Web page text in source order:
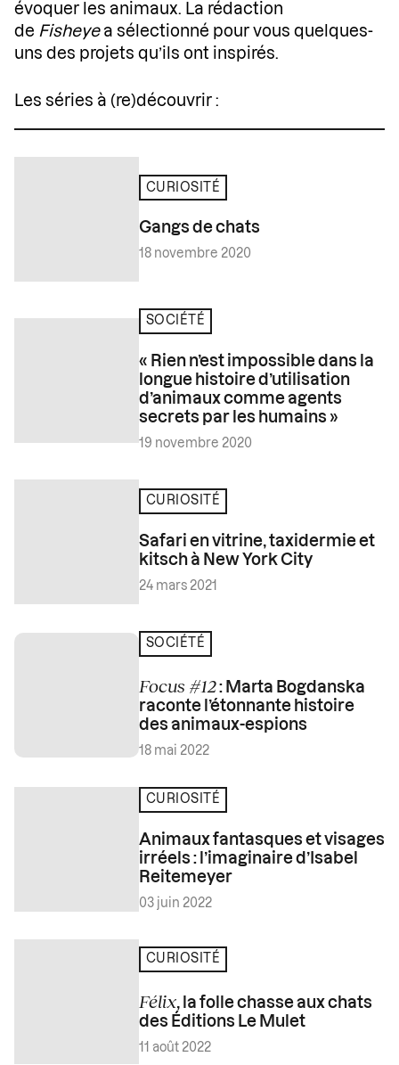
évoquer les animaux. La rédaction
de Fisheyea sélectionné pour vous quelques-
uns des projets qu’ils ont inspirés.
Les séries à (re)découvrir :
CURIOSITÉ
Gangs de chats
18 novembre 2020
SOCIÉTÉ
« Rien n’est impossible dans la
longue histoire d’utilisation
d’animaux comme agents
secrets par les humains »
19 novembre 2020
CURIOSITÉ
Safari en vitrine, taxidermie et
kitsch à New York City
24 mars 2021
SOCIÉTÉ
Focus #12: Marta Bogdanska
raconte l’étonnante histoire
des animaux-espions
18 mai 2022
CURIOSITÉ
Animaux fantasques et visages
irréels : l’imaginaire d’Isabel
Reitemeyer
03 juin 2022
CURIOSITÉ
Félix , la folle chasse aux chats
des Éditions Le Mulet
11 août 2022